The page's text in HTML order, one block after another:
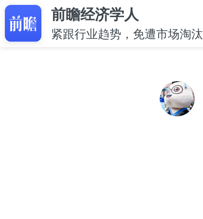
前瞻经济学人
紧跟行业趋势，免遭市场淘汰